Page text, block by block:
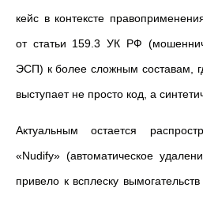
кейс в контексте
от статьи 159.3 УК РФ
ЭСП) к более сложным составам,
выступает не просто код, а
Актуальным остается
«Nudify» (автоматическое
привело к всплеску вымогательств